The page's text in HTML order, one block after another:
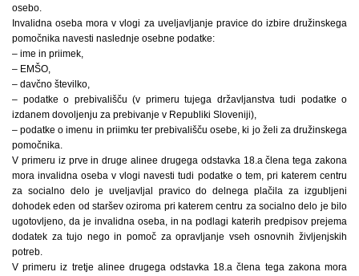
osebo.
Invalidna oseba mora v vlogi za uveljavljanje pravice do izbire družinskega
pomočnika navesti naslednje osebne podatke:
– ime in priimek,
– EMŠO,
– davčno številko,
– podatke o prebivališču (v primeru tujega državljanstva tudi podatke o
izdanem dovoljenju za prebivanje v Republiki Sloveniji),
– podatke o imenu in priimku ter prebivališču osebe, ki jo želi za družinskega
pomočnika.
V primeru iz prve in druge alinee drugega odstavka 18.a člena tega zakona
mora invalidna oseba v vlogi navesti tudi podatke o tem, pri katerem centru
za socialno delo je uveljavljal pravico do delnega plačila za izgubljeni
dohodek eden od staršev oziroma pri katerem centru za socialno delo je bilo
ugotovljeno, da je invalidna oseba, in na podlagi katerih predpisov prejema
dodatek za tujo nego in pomoč za opravljanje vseh osnovnih življenjskih
potreb.
V primeru iz tretje alinee drugega odstavka 18.a člena tega zakona mora